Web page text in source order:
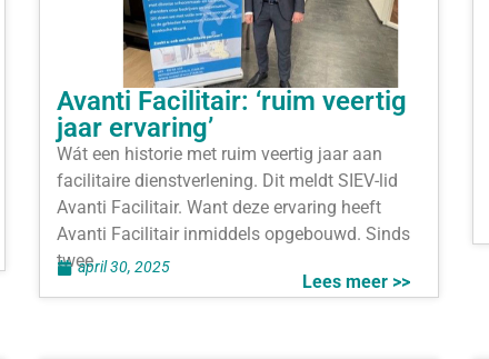
Avanti Facilitair: ‘ruim veertig
jaar ervaring’
Wát een historie met ruim veertig jaar aan
facilitaire dienstverlening. Dit meldt SIEV-lid
Avanti Facilitair. Want deze ervaring heeft
Avanti Facilitair inmiddels opgebouwd. Sinds
twee
Lees meer >>
april 30, 2025